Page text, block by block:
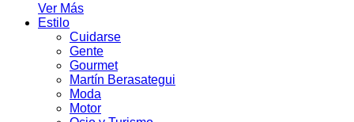
Ver Más
Estilo
Cuidarse
Gente
Gourmet
Martín Berasategui
Moda
Motor